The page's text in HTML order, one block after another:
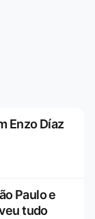
Enzo Díaz
Paulo e
tudo